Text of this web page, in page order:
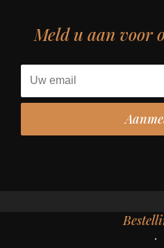
Meld u aan voor